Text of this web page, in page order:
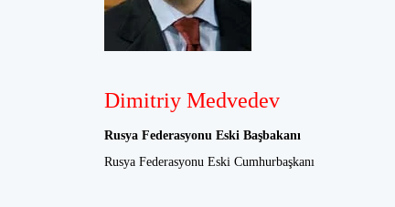
Dimitriy Medvedev
Rusya Federasyonu Eski Başbakanı
Rusya Federasyonu Eski Cumhurbaşkanı